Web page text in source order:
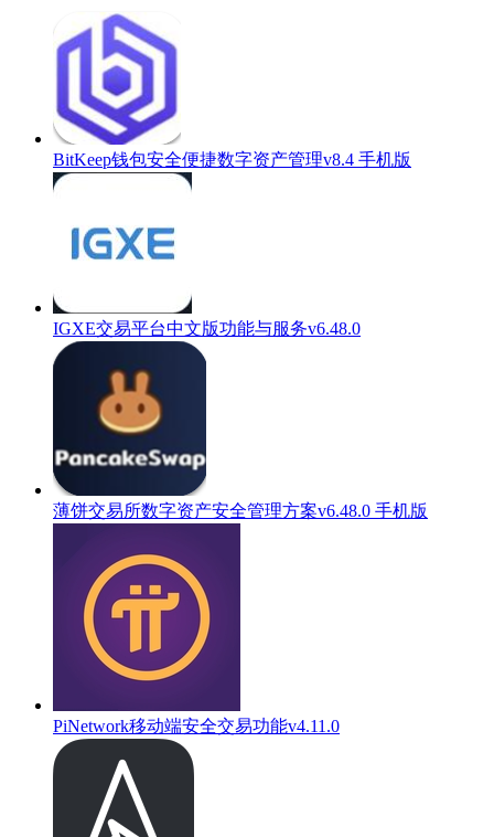
BitKeep钱包安全便捷数字资产管理v8.4 手机版
IGXE交易平台中文版功能与服务v6.48.0
薄饼交易所数字资产安全管理方案v6.48.0 手机版
PiNetwork移动端安全交易功能v4.11.0